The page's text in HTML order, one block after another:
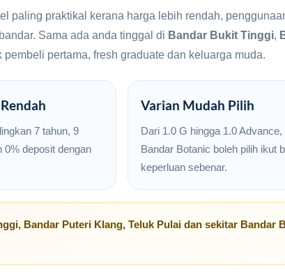
paling praktikal kerana harga lebih rendah,
Sama ada anda tinggal di Bandar Bukit Tinggi,
pertama, fresh graduate dan keluarga muda.
7 tahun, 9
0% deposit dengan
Varian Mudah Pilih
Dari 1.0 G hingga 1.0
Bandar Botanic boleh pilih ikut
keperluan sebenar.
, Bandar Puteri Klang, Teluk Pulai dan sekitar Bandar